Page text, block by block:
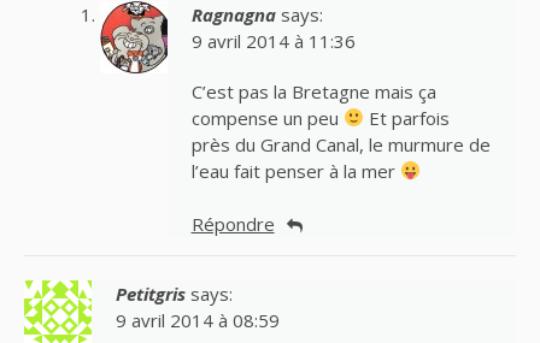
Ragnagna says:
9 avril 2014 à 11:36
C’est pas la Bretagne mais ça
compense un peu
Et parfois
près du Grand Canal, le murmure de
l’eau fait penser à la mer
Répondre
Petitgris says:
9 avril 2014 à 08:59